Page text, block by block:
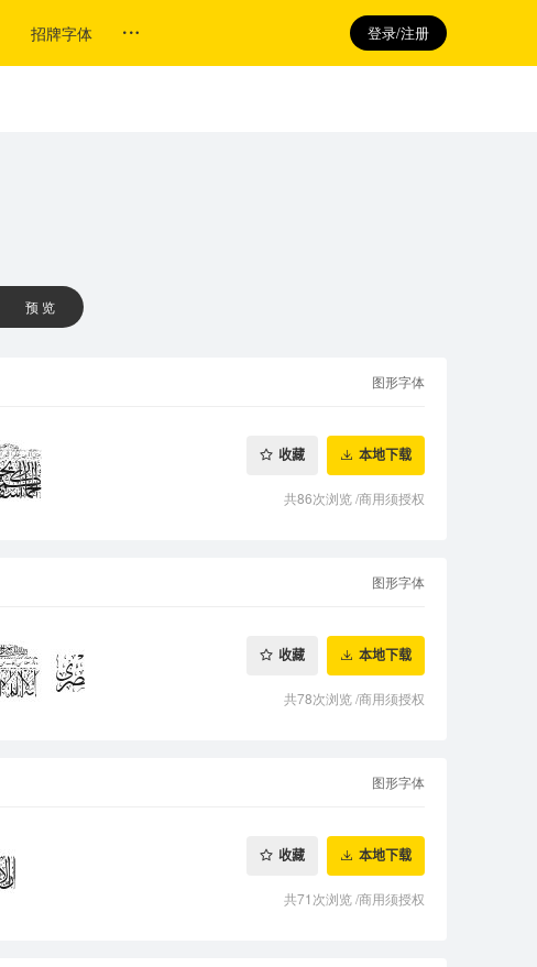
招牌字体 登录/注册
预 览
图形字体
收藏 本地下载
共86次浏览/商用须授权
图形字体
收藏 本地下载
共78次浏览/商用须授权
图形字体
收藏 本地下载
共71次浏览/商用须授权